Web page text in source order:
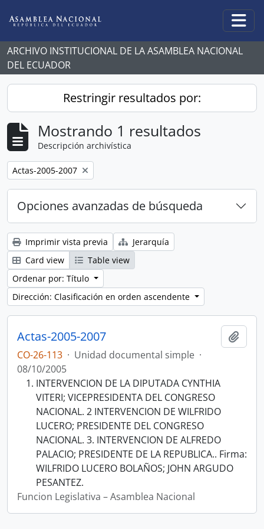
ARCHIVO INSTITUCIONAL DE LA ASAMBLEA NACIONAL
DEL ECUADOR
Restringir resultados por:
Mostrando 1 resultados
Descripción archivística
Remove filter:
Actas-2005-2007
Opciones avanzadas de búsqueda
Imprimir vista previa
Jerarquía
Card view
Table view
Ordenar por: Título
Dirección: Clasificación en orden ascendente
Actas-2005-2007
CO-26-113 · Unidad documental simple ·
08/10/2005
INTERVENCION DE LA DIPUTADA CYNTHIA
VITERI; VICEPRESIDENTA DEL CONGRESO
NACIONAL. 2 INTERVENCION DE WILFRIDO
LUCERO; PRESIDENTE DEL CONGRESO
NACIONAL. 3. INTERVENCION DE ALFREDO
PALACIO; PRESIDENTE DE LA REPUBLICA.. Firma:
WILFRIDO LUCERO BOLAÑOS; JOHN ARGUDO
PESANTEZ.
Funcion Legislativa – Asamblea Nacional